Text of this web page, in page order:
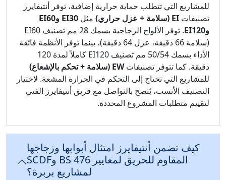
للمشاريع التي تتطلب حماية حرارية إضافية، توفر أنتيفايرز
تصنيفات EI (سلامة + عزل حراري) مثل
EI30 وEI60
وEI120
. توفر الألواح الزجاجية بسمك 28 مم تصنيف EI60
(سلامة 66 دقيقة، عزل 64 دقيقة)، بينما توفر الأنظمة فائقة
الأداء بسمك 50/54 مم تصنيف EI120 كاملاً لمدة 120
دقيقة. كما تتوفر تصنيفاتEW (سلامة + تحكم بالإشعاع)
للمشاريع التي تحتاج إلى التحكم في الحرارة المشعة. لاختيار
التصنيف الأنسب، يُنصح بالتواصل مع فريق أنتيفايرز الفني
لتقييم متطلبات المشروع المحددة.
كيف تضمن أنتيفايرز امتثال أبوابها وزجاجها
المقاوم للحريق لمعايير BS 476 وSCDF
لمشاريع بربرة؟